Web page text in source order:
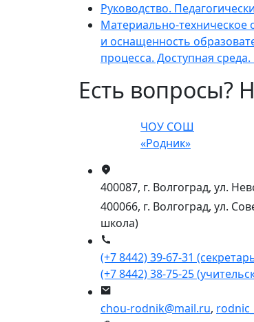
Руководство.
Материально-техническое
и оснащенность
процесса. Доступная
Есть вопросы?
ЧОУ СОШ
«Родник»
400087, г. Волгоград, ул.
400066, г. Волгоград, ул.
школа)
(+7 8442) 39-67-31
(+7 8442) 38-75-25
chou-rodnik@mail.ru,